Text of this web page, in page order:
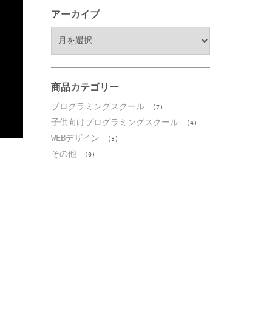
アーカイブ
ブ
商品カテゴリー
プログラミングスクール (7)
子供向けプログラミングスクール (4)
WEBデザイン (3)
その他 (0)